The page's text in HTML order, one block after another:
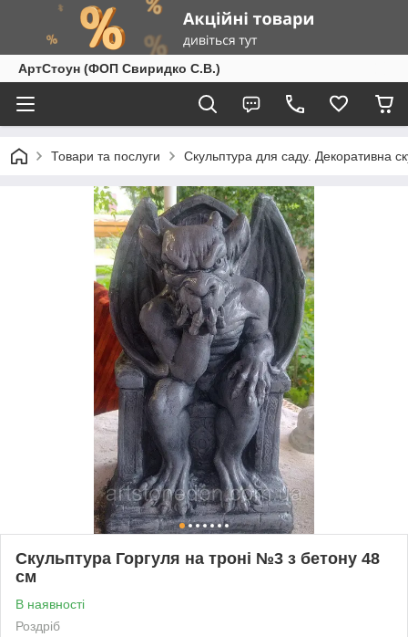
АртСтоун (ФОП Свиридко С.В.)
Товари та послуги Скульптура для саду. Декоративна
Скульптура Горгуля на троні №3 з бетону 48
см
В наявності
Роздріб